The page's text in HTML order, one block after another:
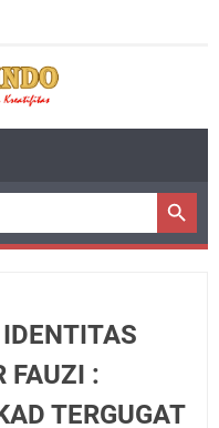
FAUZI :
TERGUGAT